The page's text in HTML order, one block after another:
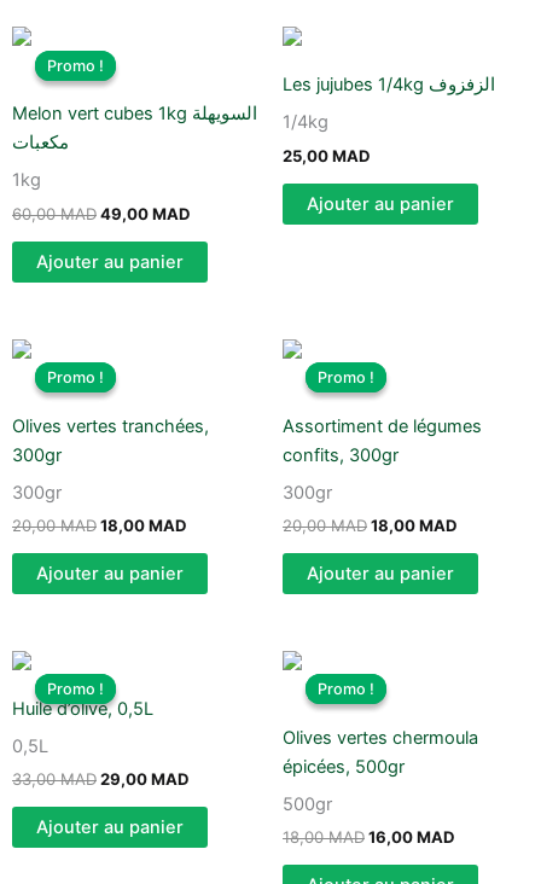
Promo !
Promo !
Melon vert cubes 1kg السويهلة
مكعبات
1kg
60,00MAD
prix
initial
60,00 MAD.
49,00MAD
49,00 MAD.
Ajouter au panier
Les jujubes 1/4kg الزفزوف
1/4kg
25,00MAD
Ajouter au panier
Promo !
Promo !
Olives vertes tranchées,
300gr
300gr
20,00MAD
prix
initial
20,00 MAD.
18,00MAD
18,00 MAD.
Ajouter au panier
Promo !
Promo !
Assortiment de légumes
confits, 300gr
300gr
20,00MAD
prix
initial
20,00 MAD.
18,00MAD
18,00
Ajouter au panier
Promo !
Promo !
Huile d’olive, 0,5L
0,5L
33,00MAD
prix
initial
était :
29,00MAD
Ajouter au panier
Promo !
Promo !
Olives vertes chermoula
épicées, 500gr
500gr
18,00MAD
prix
initial
18,00 MAD.
16,00MAD
16,00